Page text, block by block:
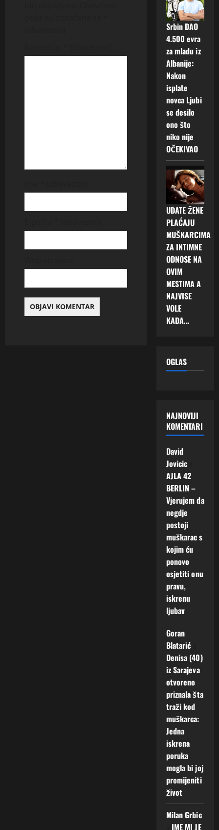
g
Srbin DAO
4.500 evra
za mladu iz
Albanije:
Nakon
isplate
novca Ljubi
se desilo
ono što
niko nije
OČEKIVAO
UDATE ŽENE
PLAĆAJU
MUŠKARCIMA
ZA INTIMNE
ODNOSE NA
OVIM
MESTIMA A
NAJVISE
VOLE
KADA…
OGLAS
NAJNOVIJI
KOMENTARI
David
Jovicic
AJLA 42
BERLIN –
Vjerujem da
negdje
postoji
muškarac s
kojim ću
ponovo
osjetiti onu
pravu,
iskrenu
ljubav
Goran
Blatarić
Denisa (40)
iz Sarajeva
otvoreno
priznala šta
traži kod
muškarca:
Jedna
iskrena
poruka
mogla bi joj
promijeniti
život
Milan Grbic
IME MI JE